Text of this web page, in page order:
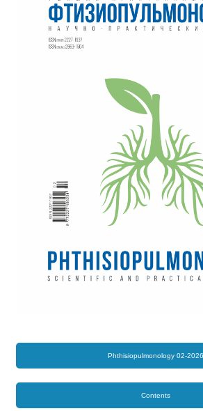
Phthisiopulmonology 02-2026
Contents